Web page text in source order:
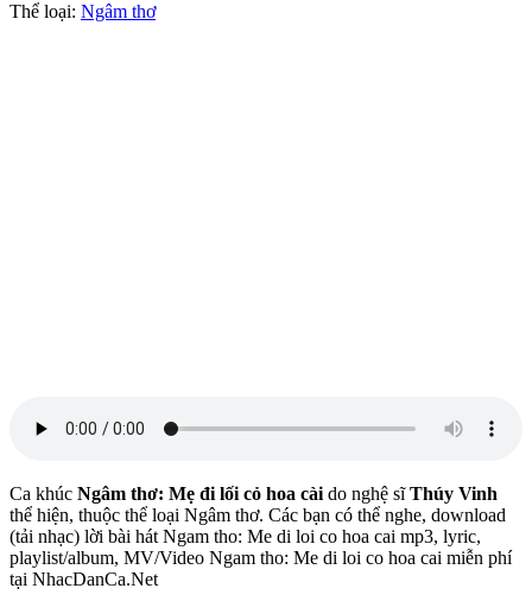
Thể loại: Ngâm thơ
Ca khúc Ngâm thơ: Mẹ đi lối cỏ hoa càido nghệ sĩThúy Vinh
thể hiện, thuộc thể loại Ngâm thơ. Các bạn có thể nghe, download
(tải nhạc) lời bài hát Ngam tho: Me di loi co hoa cai mp3, lyric,
playlist/album, MV/Video Ngam tho: Me di loi co hoa cai miễn phí
tại NhacDanCa.Net